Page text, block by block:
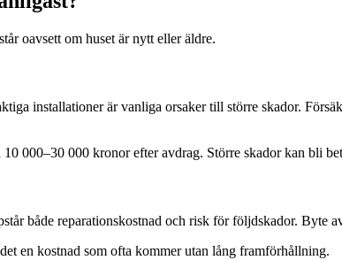
oavsett om huset är nytt eller äldre.
installationer är vanliga orsaker till större skador.
000–30 000 kronor efter avdrag. Större skador kan bli
både reparationskostnad och risk för följdskador. Byte
en kostnad som ofta kommer utan lång framförhållning.